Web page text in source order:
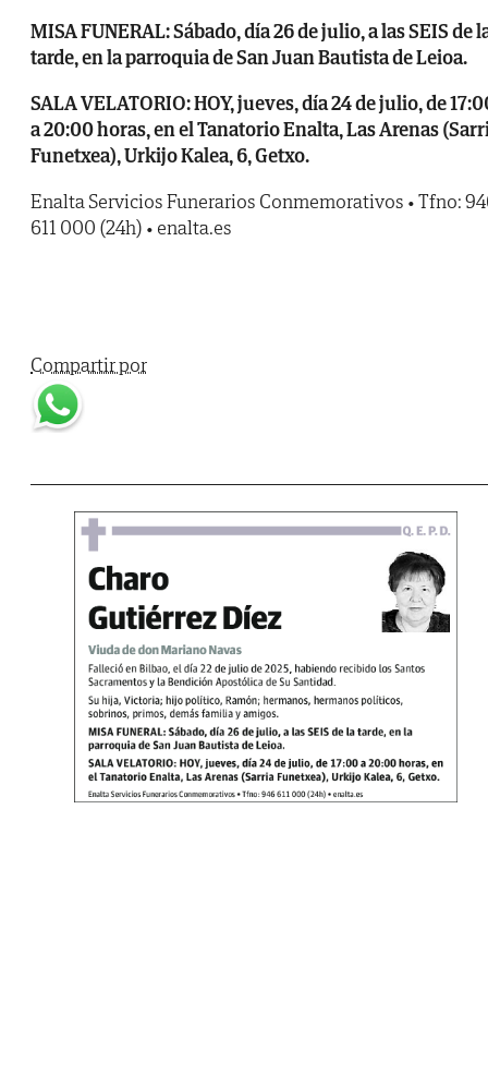
MISA FUNERAL: Sábado, día 26 de julio, a las SEIS de
tarde, en la parroquia de San Juan Bautista de Leioa.
SALA VELATORIO: HOY, jueves, día 24 de julio, de
a 20:00 horas, en el Tanatorio Enalta, Las Arenas
Funetxea), Urkijo Kalea, 6, Getxo.
Enalta Servicios Funerarios Conmemorativos • Tfno:
611 000 (24h) • enalta.es
Compartir por